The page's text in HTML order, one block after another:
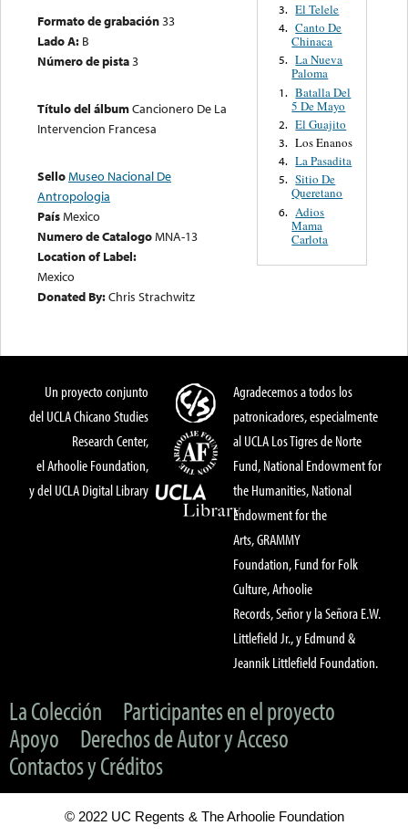
Formato de grabación33
Lado A: B
Número de pista3
Título del álbumCancionero De La
Intervencion Francesa
SelloMuseo Nacional De
Antropologia
PaísMexico
Numero de CatalogoMNA-13
Location of Label:
Mexico
Donated By:Chris Strachwitz
3. El Telele
4. Canto De
Chinaca
5. La Nueva
Paloma
1. Batalla Del
5 De Mayo
2. El Guajito
3. Los Enanos
4. La Pasadita
5. Sitio De
Queretano
6. Adios
Mama
Carlota
Un proyecto conjunto
del UCLA Chicano Studies
Research Center,
el Arhoolie Foundation,
y del UCLA Digital Library
Agradecemos a todos los
patronicadores, especialmente
al UCLA Los Tigres de Norte
Fund, National Endowment for
the Humanities, National
Endowment for the
Arts, GRAMMY
Foundation, Fund for Folk
Culture, Arhoolie
Records, Señor y la Señora E.W.
Littlefield Jr., y Edmund &
Jeannik Littlefield Foundation.
La Colección
Participantes en el proyecto
Apoyo
Derechos de Autor y Acceso
Contactos y Créditos
© 2022 UC Regents & The Arhoolie Foundation